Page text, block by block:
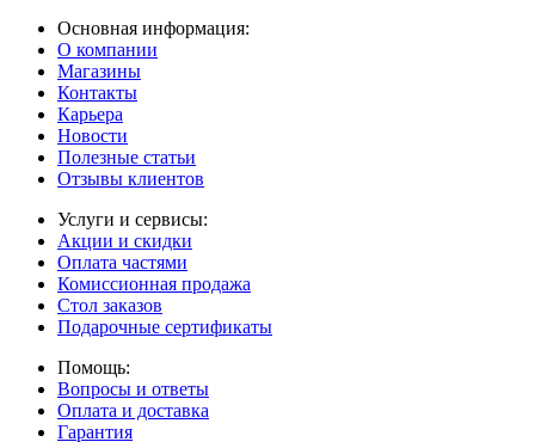
Основная информация:
О компании
Магазины
Контакты
Карьера
Новости
Полезные статьи
Отзывы клиентов
Услуги и сервисы:
Акции и скидки
Оплата частями
Комиссионная продажа
Стол заказов
Подарочные сертификаты
Помощь:
Вопросы и ответы
Оплата и доставка
Гарантия